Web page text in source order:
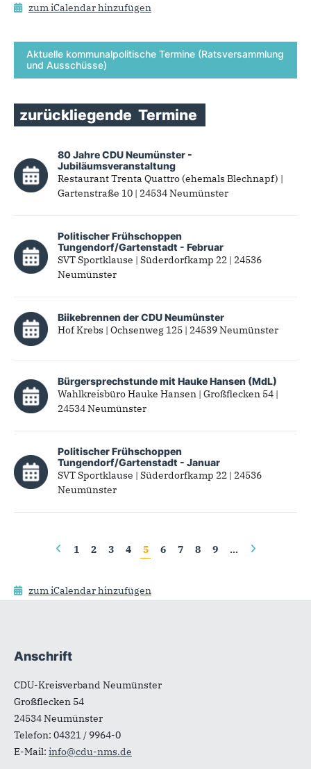
zum iCalendar hinzufügen
Aktuelle kommunalpolitische Termine (Ratsversammlung
und Ausschüsse)
zurückliegende Termine
80 Jahre CDU Neumünster -
Jubiläumsveranstaltung
Restaurant Trenta Quattro (ehemals Blechnapf) |
Gartenstraße 10 | 24534 Neumünster
Politischer Frühschoppen
Tungendorf/Gartenstadt - Februar
SVT Sportklause | Süderdorfkamp 22 | 24536
Neumünster
Biikebrennen der CDU Neumünster
Hof Krebs | Ochsenweg 125 | 24539 Neumünster
Bürgersprechstunde mit Hauke Hansen (MdL)
Wahlkreisbüro Hauke Hansen | Großflecken 54 |
24534 Neumünster
Politischer Frühschoppen
Tungendorf/Gartenstadt - Januar
SVT Sportklause | Süderdorfkamp 22 | 24536
Neumünster
Seiten1 2 3 4 5 6 7 8 9 …
zum iCalendar hinzufügen
Fußbereich
Anschrift
CDU-Kreisverband Neumünster
Großflecken 54
24534Neumünster
Telefon: 04321 / 9964-0
E-Mail: info@cdu-nms.de